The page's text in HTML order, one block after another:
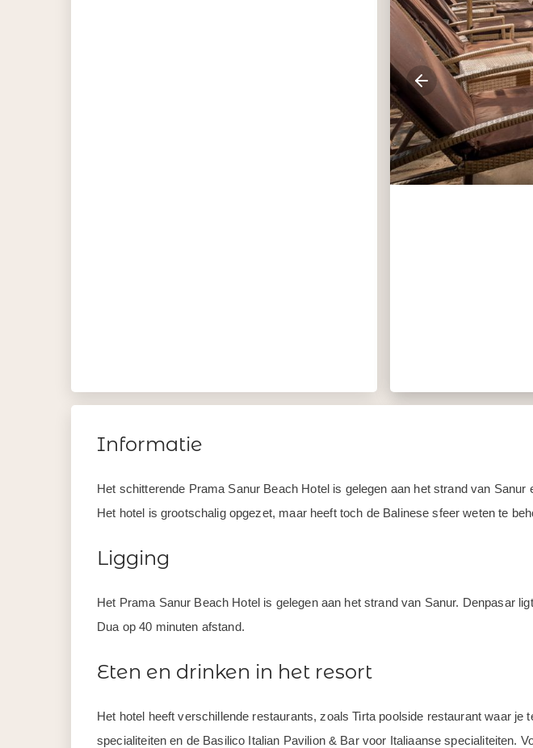
Informatie
Het schitterende Prama Sanur Beach Hotel is gelegen aan het strand van
Het hotel is grootschalig opgezet, maar heeft toch de Balinese sfeer weten te
Ligging
Het Prama Sanur Beach Hotel is gelegen aan het strand van Sanur. Denpasar
Dua op 40 minuten afstand.
Eten en drinken in het resort
Het hotel heeft verschillende restaurants, zoals Tirta poolside restaurant waar
specialiteiten en de Basilico Italian Pavilion & Bar voor Italiaanse specialiteiten.